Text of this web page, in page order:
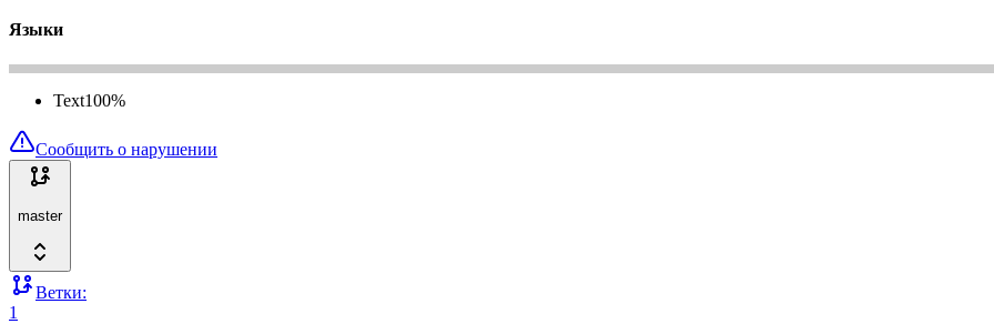
Языки
Text100%
Сообщить о нарушении
master
Ветки:
1